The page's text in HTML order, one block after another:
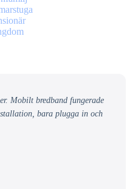
Mobilt bredband fungerade
bara plugga in och